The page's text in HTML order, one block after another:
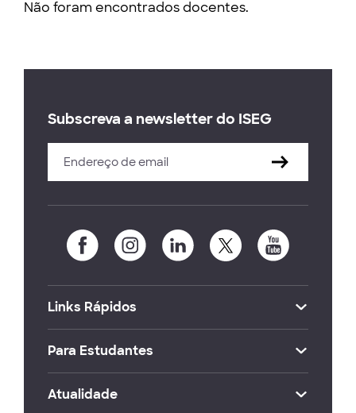
Não foram encontrados docentes.
Subscreva a newsletter do ISEG
Links Rápidos
Para Estudantes
Atualidade